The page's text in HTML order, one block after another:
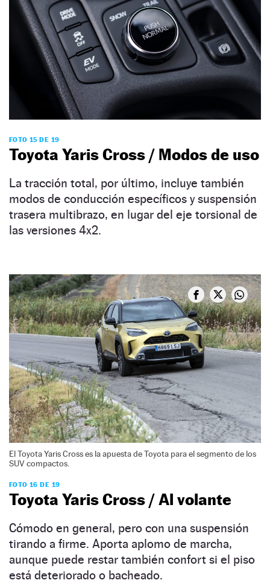
FOTO 15 DE 19
Toyota Yaris Cross / Modos de uso
La tracción total, por último, incluye también
modos de conducción específicos y suspensión
trasera multibrazo, en lugar del eje torsional de
las versiones 4x2.
El Toyota Yaris Cross es la apuesta de Toyota para el segmento de los
SUV compactos.
FOTO 16 DE 19
Toyota Yaris Cross / Al volante
Cómodo en general, pero con una suspensión
tirando a firme. Aporta aplomo de marcha,
aunque puede restar también confort si el piso
está deteriorado o bacheado.